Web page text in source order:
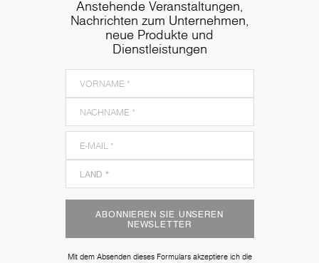
Anstehende Veranstaltungen,
Nachrichten zum Unternehmen,
neue Produkte und
Dienstleistungen
ABONNIEREN SIE UNSEREN
NEWSLETTER
Mit dem Absenden dieses Formulars akzeptiere ich die